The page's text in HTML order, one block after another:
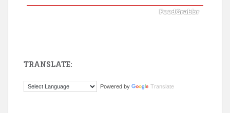
El ayuntamiento se va a llevar a Los Gatos callejeros de la zona los
TRANSLATE:
Powered by Translate